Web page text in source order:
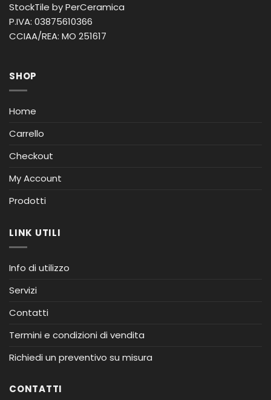
StockTile by PerCeramica
P.IVA: 03875610366
CCIAA/REA: MO 251617
SHOP
Home
Carrello
Checkout
My Account
Prodotti
LINK UTILI
Info di utilizzo
Servizi
Contatti
Termini e condizioni di vendita
Richiedi un preventivo su misura
CONTATTI